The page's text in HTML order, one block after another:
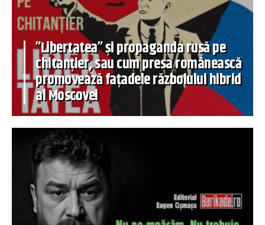
”Libertatea” și propaganda rusă pe
chitanțier, sau cum presa românească
promovează fațadele războiului hibrid
al Moscovei